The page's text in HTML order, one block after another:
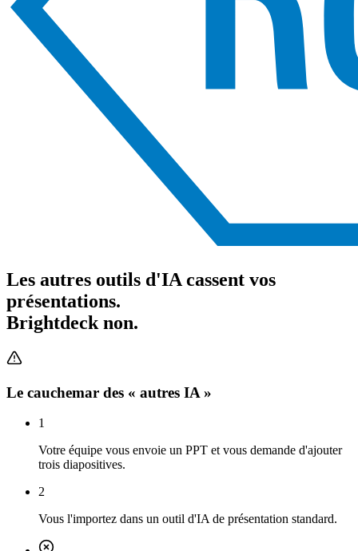
Les autres outils d'IA cassent vos
présentations.
Brightdeck non.
Le cauchemar des « autres IA »
1
Votre équipe vous envoie un PPT et vous demande d'ajouter
trois diapositives.
2
Vous l'importez dans un outil d'IA de présentation standard.